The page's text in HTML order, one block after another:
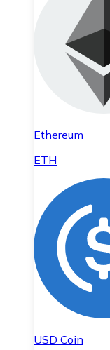
Ethereum
ETH
USD Coin